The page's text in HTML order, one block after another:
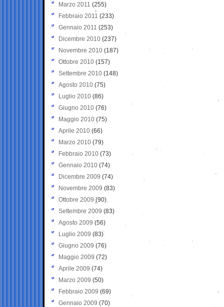
Marzo 2011 (255)
Febbraio 2011 (233)
Gennaio 2011 (253)
Dicembre 2010 (237)
Novembre 2010 (187)
Ottobre 2010 (157)
Settembre 2010 (148)
Agosto 2010 (75)
Luglio 2010 (86)
Giugno 2010 (76)
Maggio 2010 (75)
Aprile 2010 (66)
Marzo 2010 (79)
Febbraio 2010 (73)
Gennaio 2010 (74)
Dicembre 2009 (74)
Novembre 2009 (83)
Ottobre 2009 (90)
Settembre 2009 (83)
Agosto 2009 (56)
Luglio 2009 (83)
Giugno 2009 (76)
Maggio 2009 (72)
Aprile 2009 (74)
Marzo 2009 (50)
Febbraio 2009 (69)
Gennaio 2009 (70)